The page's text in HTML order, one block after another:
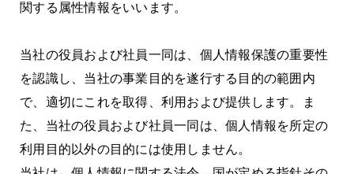
関する属性情報をいいます。
当社の役員および社員一同は、個人情報保護の重要性
を認識し、当社の事業目的を遂行する目的の範囲内
で、適切にこれを取得、利用および提供します。ま
た、当社の役員および社員一同は、個人情報を所定の
利用目的以外の目的には使用しません。